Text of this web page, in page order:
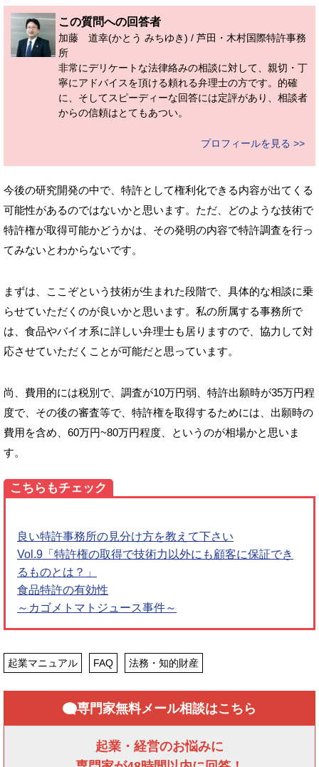
この質問への回答者
加藤 道幸(かとう みちゆき) / 芦田・木村国際特許事務
所
非常にデリケートな法律絡みの相談に対して、親切・丁
寧にアドバイスを頂ける頼れる弁理士の方です。的確
に、そしてスピーディーな回答には定評があり、相談者
からの信頼はとてもあつい。
プロフィールを見る >>
今後の研究開発の中で、特許として権利化できる内容が出てくる
可能性があるのではないかと思います。ただ、どのような技術で
特許権が取得可能かどうかは、その発明の内容で特許調査を行っ
てみないとわからないです。
まずは、ここぞという技術が生まれた段階で、具体的な相談に乗
らせていただくのが良いかと思います。私の所属する事務所で
は、食品やバイオ系に詳しい弁理士も居りますので、協力して対
応させていただくことが可能だと思っています。
尚、費用的には税別で、調査が10万円弱、特許出願時が35万円程
度で、その後の審査等で、特許権を取得するためには、出願時の
費用を含め、60万円~80万円程度、というのが相場かと思いま
す。
こちらもチェック
良い特許事務所の見分け方を教えて下さい
Vol.9「特許権の取得で技術力以外にも顧客に保証でき
るものとは？」
食品特許の有効性
～カゴメトマトジュース事件～
起業マニュアル FAQ 法務・知的財産
専門家無料メール相談はこちら
起業・経営のお悩みに